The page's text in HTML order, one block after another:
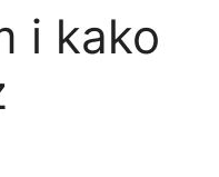
i kako